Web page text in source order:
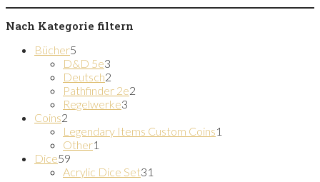
Nach Kategorie filtern
Bücher5
Produkte
D&D 5e3
Produkte
Deutsch2
Produkte
Pathfinder 2e2
Regelwerke3
Coins2
Produkte
Legendary Items Custom Coins1
Other1
Dice59
Produkte
Acrylic Dice Set31